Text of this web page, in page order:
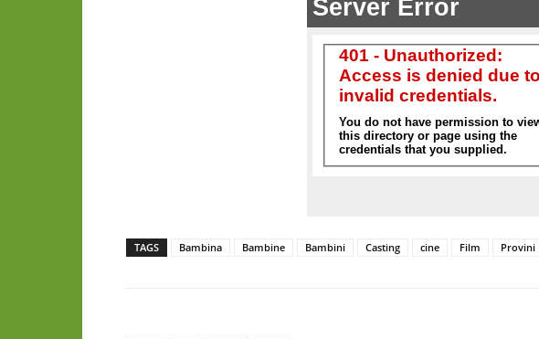
TAGS Bambina Bambine Bambini Casting cine Film Provini